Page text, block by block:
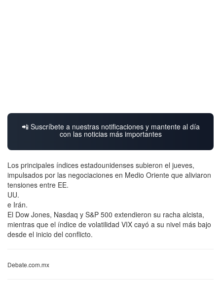
📲 Suscríbete a nuestras notificaciones y mantente al día
con las noticias más importantes
Los principales índices estadounidenses subieron el jueves,
impulsados por las negociaciones en Medio Oriente que aliviaron
tensiones entre EE.
UU.
e Irán.
El Dow Jones, Nasdaq y S&P 500 extendieron su racha alcista,
mientras que el índice de volatilidad VIX cayó a su nivel más bajo
desde el inicio del conflicto.
Debate.com.mx